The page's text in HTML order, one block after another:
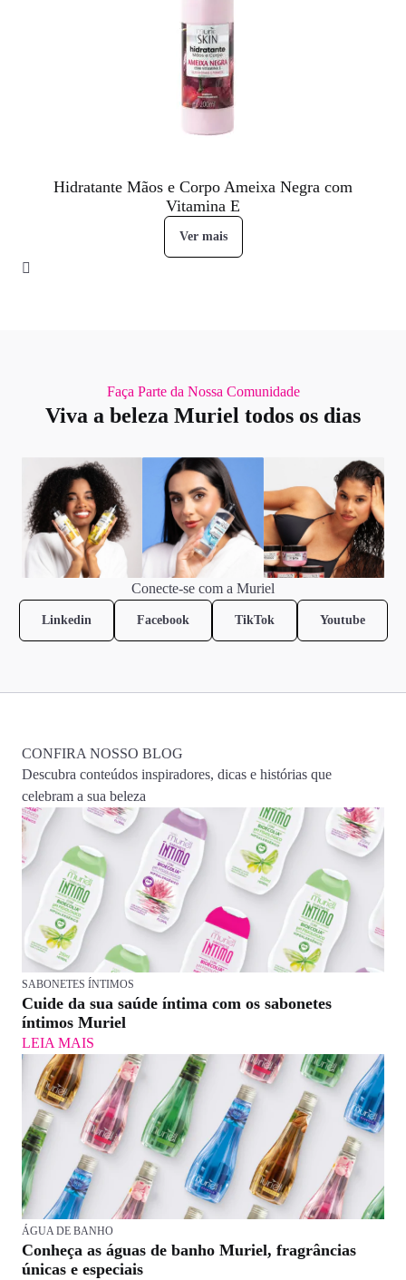
Hidratante Mãos e Corpo Ameixa Negra com
Vitamina E
Ver mais
Faça Parte da Nossa Comunidade
Viva a beleza Muriel todos os dias
Conecte-se com a Muriel
Linkedin Facebook TikTok Youtube
CONFIRA NOSSO BLOG
Descubra conteúdos inspiradores, dicas e histórias que
celebram a sua beleza
SABONETES ÍNTIMOS
Cuide da sua saúde íntima com os sabonetes
íntimos Muriel
LEIA MAIS
ÁGUA DE BANHO
Conheça as águas de banho Muriel, fragrâncias
únicas e especiais